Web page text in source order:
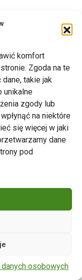
komfort
Zgoda na te
takie jak
unikalne
zgody lub
na niektóre
się więcej w jaki
dane
pod
danych osobowych